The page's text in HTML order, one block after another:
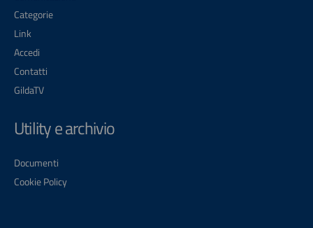
Categorie
Link
Accedi
Contatti
GildaTV
Utility e archivio
Documenti
Cookie Policy